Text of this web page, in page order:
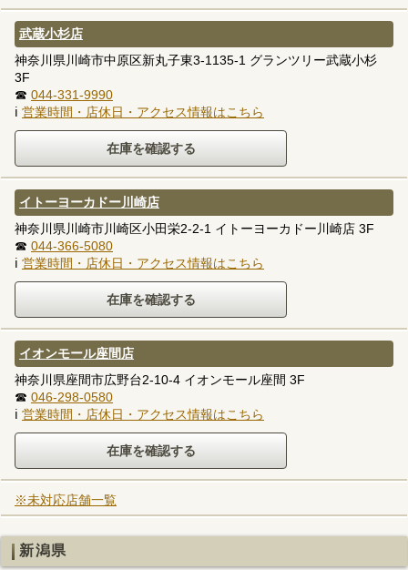
武蔵小杉店
神奈川県川崎市中原区新丸子東3-1135-1 グランツリー武蔵小杉
3F
☎ 044-331-9990
ℹ 営業時間・店休日・アクセス情報はこちら
イトーヨーカドー川崎店
神奈川県川崎市川崎区小田栄2-2-1 イトーヨーカドー川崎店 3F
☎ 044-366-5080
ℹ 営業時間・店休日・アクセス情報はこちら
イオンモール座間店
神奈川県座間市広野台2-10-4 イオンモール座間 3F
☎ 046-298-0580
ℹ 営業時間・店休日・アクセス情報はこちら
※未対応店舗一覧
新潟県